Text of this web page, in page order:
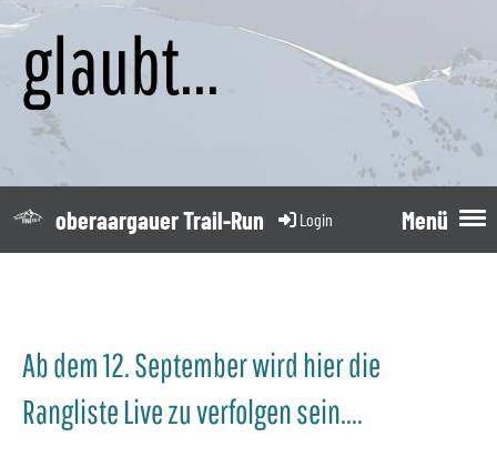
glaubt...
Menü
Login
oberaargauer Trail-Run
Ab dem 12. September wird hier die
Rangliste Live zu verfolgen sein....